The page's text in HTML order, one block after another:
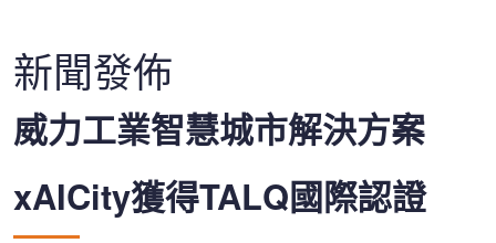
新聞發佈
威力工業智慧城市解決方案
xAICity獲得TALQ國際認證